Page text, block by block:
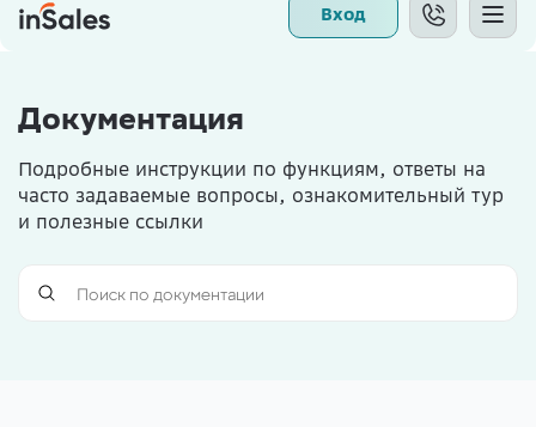
Вход
Документация
Подробные инструкции по функциям, ответы на
часто задаваемые вопросы, ознакомительный тур
и полезные ссылки